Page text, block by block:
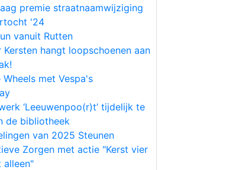
premie straatnaamwijziging
'24
vanuit Rutten
Kersten hangt loopschoenen aan
Wheels met Vespa's
‘Leeuwenpoo(r)t’ tijdelijk te
de bibliotheek
van 2025 Steunen
Zorgen met actie "Kerst vier
alleen"